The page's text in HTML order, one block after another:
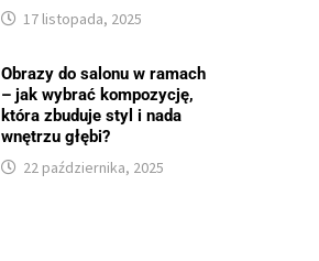
17 listopada, 2025
Obrazy do salonu w ramach
– jak wybrać kompozycję,
która zbuduje styl i nada
wnętrzu głębi?
22 października, 2025